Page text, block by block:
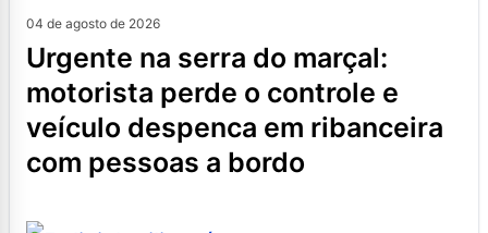
04 de agosto de 2026
urgente na serra do marçal:
motorista perde o controle e
veículo despenca em ribanceira
com pessoas a bordo